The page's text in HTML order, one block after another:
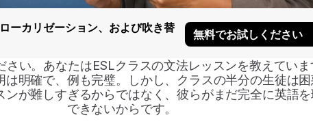
ーカリゼーション、および吹き替
無料でお試しください
さい。あなたはESLクラスの文法レッスンを教えていま
は明確で、例も完璧。しかし、クラスの半分の生徒は困
ンが難しすぎるからではなく、彼らがまだ完全に英語
できないからです。